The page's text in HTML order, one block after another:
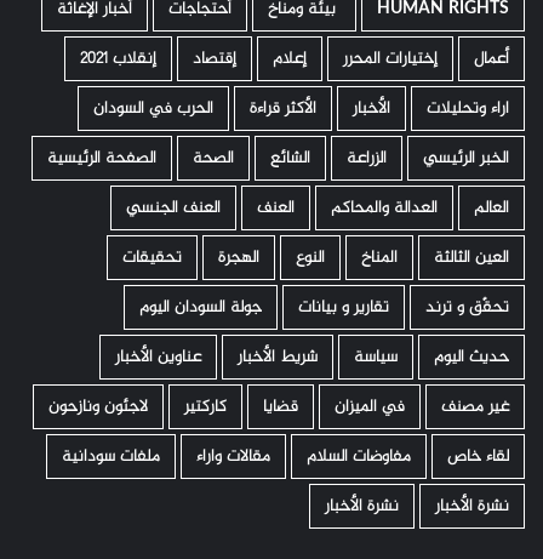
HUMAN RIGHTS ­ بيئة ومناخ أحتجاجات
أخبار الإغاثة
أعمال
إختيارات المحرر إعلام إقتصاد
إنقلاب 2021
اراء وتحليلات
الأخبار الأكثر قراءة
الحرب في السودان
الخبر الرئيسي
الزراعة الشائع الصحة
الصفحة الرئيسية
العالم
العدالة والمحاكم العنف
العنف الجنسي
العين الثالثة
المناخ النوع الهجرة
تحقيقات
تحقّق و ترند
تقارير و بيانات
جولة السودان اليوم
حديث اليوم
سياسة شريط الأخبار
عناوين الأخبار
غير مصنف
في الميزان قضايا كاركتير
لاجئون ونازحون
لقاء خاص
مفاوضات السلام مقالات واراء
ملفات سودانية
نشرة الأخبار
نشرة الأخبار